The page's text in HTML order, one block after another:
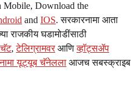
Mobile, Download the
and IOS. सरकारनामा आता
राजकीय घडामोडींसाठी
,टेलिग्रामवर आणिव्हॉट्सॲप
यूट्यूब चॅनेलला आजच सबस्क्राइब